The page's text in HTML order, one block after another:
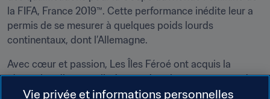
la FIFA, France 2019™. Cette performance inédite leur a
permis de se mesurer à quelques poids lourds
continentaux, dont l’Allemagne.
Avec cœur et passion, Les Îles Féroé ont acquis la
réputation d’accomplir de grandes choses avec peu de
moyens.
Vie privée et informations personnelles